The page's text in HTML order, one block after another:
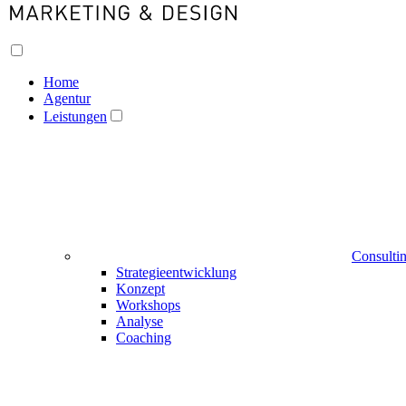
Home
Agentur
Leistungen
Strategieentwicklung
Konzept
Workshops
Analyse
Coaching